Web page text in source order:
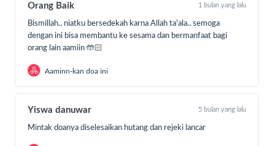
Orang Baik 1 bulan yang lalu
Bismillah.. niatku bersedekah karna Allah ta'ala.. semoga
dengan ini bisa membantu ke sesama dan bermanfaat bagi
orang lain aamiin 🤲🏻
Aaminn-kan doa ini
Yiswa danuwar 5 bulan yang lalu
Mintak doanya diselesaikan hutang dan rejeki lancar